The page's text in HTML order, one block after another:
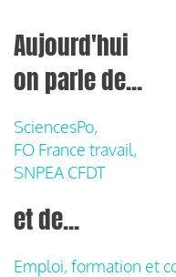
Aujourd'hui
on parle de...
SciencesPo,
FO France travail,
SNPEA CFDT
et de...
Emploi, formation et